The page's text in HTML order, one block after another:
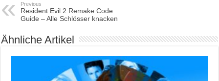
Previous
Resident Evil 2 Remake Code
Guide – Alle Schlösser knacken
Ähnliche Artikel